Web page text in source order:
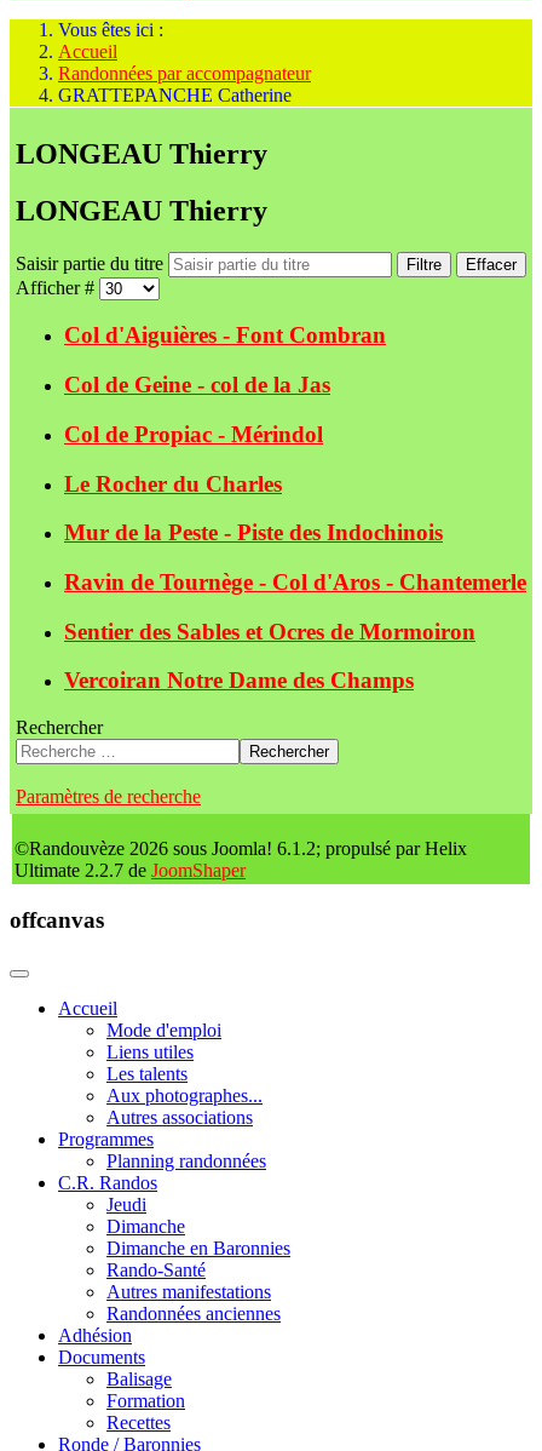
Vous êtes ici :
Accueil
Randonnées par accompagnateur
GRATTEPANCHE Catherine
LONGEAU Thierry
LONGEAU Thierry
Saisir partie du titre Filtre Effacer
Afficher #
Col d'Aiguières - Font Combran
Col de Geine - col de la Jas
Col de Propiac - Mérindol
Le Rocher du Charles
Mur de la Peste - Piste des Indochinois
Ravin de Tournège - Col d'Aros - Chantemerle
Sentier des Sables et Ocres de Mormoiron
Vercoiran Notre Dame des Champs
Rechercher
Rechercher
Paramètres de recherche
©Randouvèze 2026 sous Joomla! 6.1.2; propulsé par Helix
Ultimate 2.2.7 de JoomShaper
offcanvas
Accueil
Mode d'emploi
Liens utiles
Les talents
Aux photographes...
Autres associations
Programmes
Planning randonnées
C.R. Randos
Jeudi
Dimanche
Dimanche en Baronnies
Rando-Santé
Autres manifestations
Randonnées anciennes
Adhésion
Documents
Balisage
Formation
Recettes
Ronde / Baronnies